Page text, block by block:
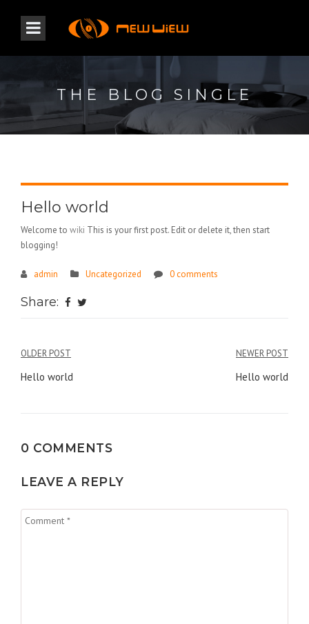
THE BLOG SINGLE
Hello world
Welcome to wiki This is your first post. Edit or delete it, then start
blogging!
admin Uncategorized 0 comments
Share:
Điều
hướng
OLDER POST
Hello world
NEWER POST
Hello world
0 COMMENTS
LEAVE A REPLY